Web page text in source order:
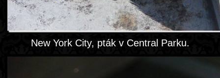
New York City, pták v Central Parku.